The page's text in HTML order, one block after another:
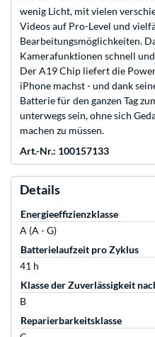
wenig Licht, mit vielen
Videos auf Pro-Level und
Bearbeitungsmöglichkeiten.
Kamerafunktionen schnell
Der A19 Chip liefert die
iPhone machst - und dank
Batterie für den ganzen Tag
unterwegs sein, ohne sich
machen zu müssen.
Art.-Nr.: 100157133
Details
Energieeffizienzklasse
A (A - G)
Batterielaufzeit pro Zyklus
41 h
Klasse der Zuverlässigkeit
B
Reparierbarkeitsklasse